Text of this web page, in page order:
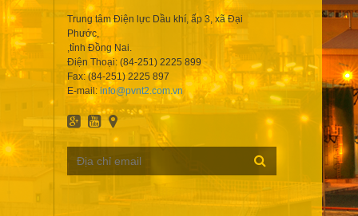
Trung tâm Điện lực Dầu khí, ấp 3, xã Đại
Phước,
,tỉnh Đồng Nai.
Điện Thoại: (84-251) 2225 899
Fax: (84-251) 2225 897
E-mail: info@pvnt2.com.vn